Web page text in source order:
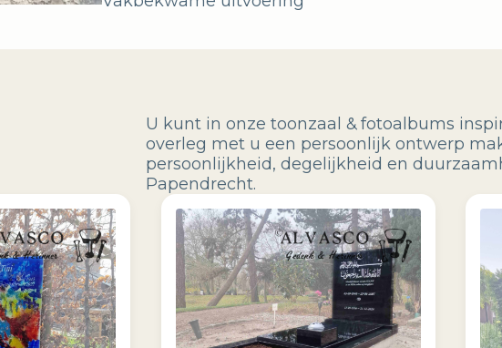
U kunt in onze toonzaal & fotoalbums
overleg met u een persoonlijk ontwerp
persoonlijkheid, degelijkheid en
Papendrecht.